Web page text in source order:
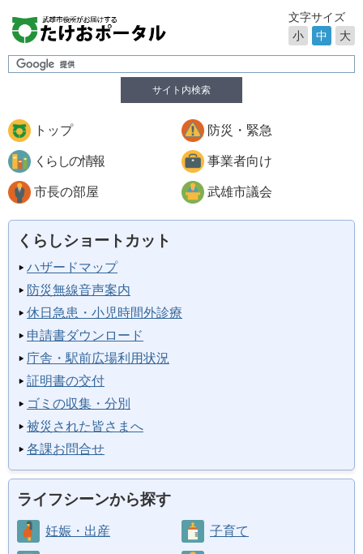
サイト内検索
文字サイズ
小
中 大
トップ 防災・緊急
くらしの情報 事業者向け
市長の部屋 武雄市議会
くらしショートカット
ハザードマップ
防災無線音声案内
休日急患・小児時間外診療
申請書ダウンロード
庁舎・駅前広場利用状況
証明書の交付
ゴミの収集・分別
被災された皆さまへ
各課お問合せ
ライフシーンから探す
妊娠・出産 子育て